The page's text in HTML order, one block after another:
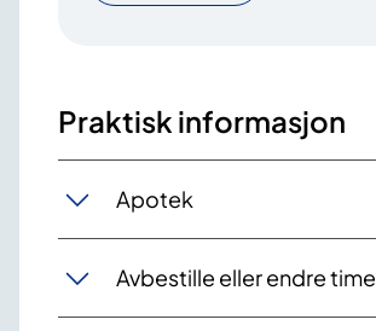
Praktisk informasjon
Apotek
Avbestille eller endre time